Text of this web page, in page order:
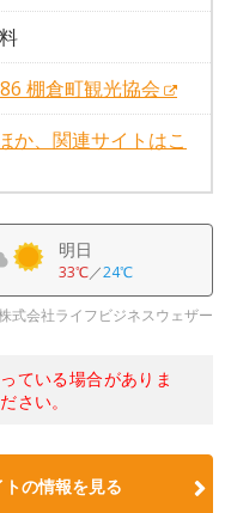
棚倉町観光協会
か、関連サイトはこ
明日
33℃／24℃
式会社ライフビジネスウェザー
ている場合がありま
さい。
の情報を見る